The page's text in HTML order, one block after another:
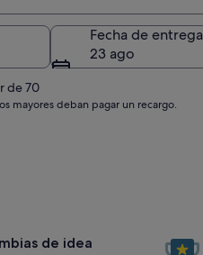
Fecha de entrega
23 ago
de 70
mayores deban pagar un recargo.
de idea